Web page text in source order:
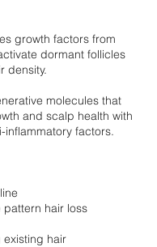
growth factors from
dormant follicles
density.
molecules that
and scalp health with
inflammatory factors.
hair loss
hair